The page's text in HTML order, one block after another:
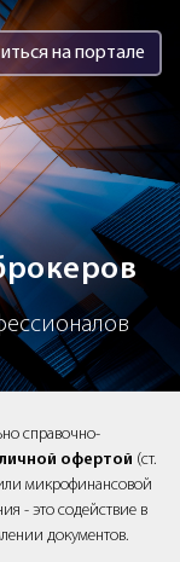
на портале
справочно-
офертой (ст.
микрофинансовой
- это содействие в
документов.